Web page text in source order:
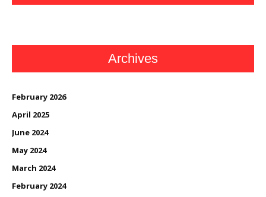
Archives
February 2026
April 2025
June 2024
May 2024
March 2024
February 2024